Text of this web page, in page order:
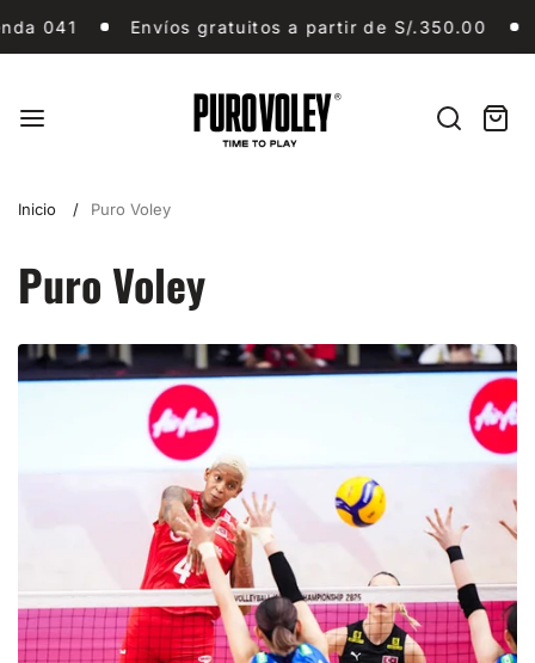
Envíos gratuitos a partir de S/.350.00 TIENDA,
Envíos gratuitos a partir de S/.350.00
Buscar
Inicio Puro Voley
Puro Voley